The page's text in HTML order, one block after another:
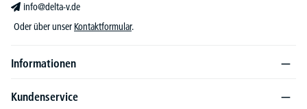
info@delta-v.de
Oder über unser Kontaktformular.
Informationen
Kundenservice